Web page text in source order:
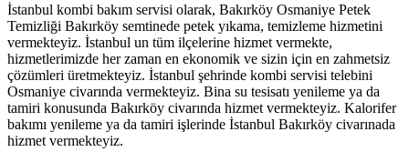
İstanbul kombi bakım servisi olarak, Bakırköy Osmaniye Petek
Temizliği Bakırköy semtinede petek yıkama, temizleme hizmetini
vermekteyiz. İstanbul un tüm ilçelerine hizmet vermekte,
hizmetlerimizde her zaman en ekonomik ve sizin için en zahmetsiz
çözümleri üretmekteyiz. İstanbul şehrinde kombi servisi telebini
Osmaniye civarında vermekteyiz. Bina su tesisatı yenileme ya da
tamiri konusunda Bakırköy civarında hizmet vermekteyiz. Kalorifer
bakımı yenileme ya da tamiri işlerinde İstanbul Bakırköy civarınada
hizmet vermekteyiz.